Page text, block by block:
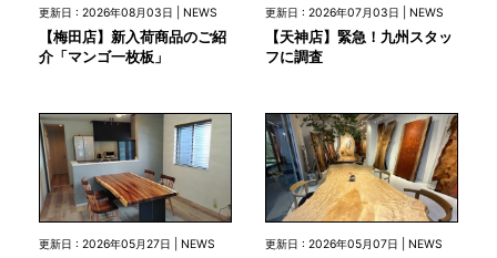
更新日 : 2026年08月03日 | NEWS
【梅田店】新入荷商品のご紹
介「マンゴ一枚板」
更新日 : 2026年07月03日 | NEWS
【天神店】緊急！九州スタッ
フに調査
更新日 : 2026年05月27日 | NEWS 更新日 : 2026年05月07日 | NEWS